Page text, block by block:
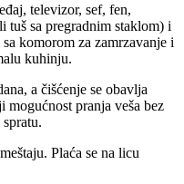
televizor, sef, fen,
tuš sa pregradnim staklom) i
komorom za zamrzavanje i
kuhinju.
a čišćenje se obavlja
mogućnost pranja veša bez
Plaća se na licu